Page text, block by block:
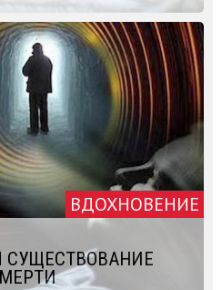
ВДОХНОВЕНИЕ